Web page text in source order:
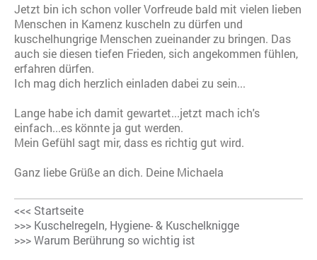
Jetzt bin ich schon voller Vorfreude bald mit vielen lieben
Menschen in Kamenz kuscheln zu dürfen und
kuschelhungrige Menschen zueinander zu bringen. Das
auch sie diesen tiefen Frieden, sich angekommen fühlen,
erfahren dürfen.
Ich mag dich herzlich einladen dabei zu sein...
Lange habe ich damit gewartet...jetzt mach ich's
einfach...es könnte ja gut werden.
Mein Gefühl sagt mir, dass es richtig gut wird.
Ganz liebe Grüße an dich. Deine Michaela
<<< Startseite
>>> Kuschelregeln, Hygiene- & Kuschelknigge
>>> Warum Berührung so wichtig ist